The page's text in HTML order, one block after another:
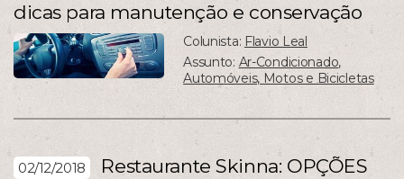
dicas para manutenção e conservação
Colunista: Flavio Leal
Assunto: Ar-Condicionado,
Automóveis, Motos e Bicicletas
02/12/2018
Restaurante Skinna: OPÇÕES